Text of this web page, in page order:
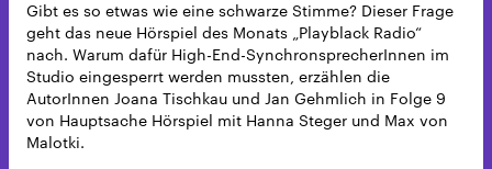
Gibt es so etwas wie eine schwarze Stimme? Dieser Frage
geht das neue Hörspiel des Monats „Playblack Radio“
nach. Warum dafür High-End-SynchronsprecherInnen im
Studio eingesperrt werden mussten, erzählen die
AutorInnen Joana Tischkau und Jan Gehmlich in Folge 9
von Hauptsache Hörspiel mit Hanna Steger und Max von
Malotki.